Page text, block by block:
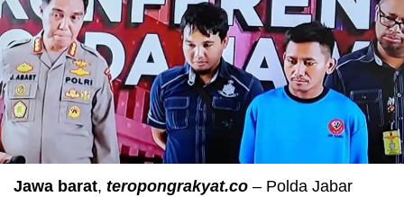
Jawa barat, teropongrakyat.co – Polda Jabar